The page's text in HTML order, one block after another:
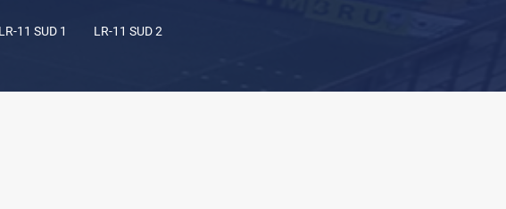
11 SUD 1 LR-11 SUD 2